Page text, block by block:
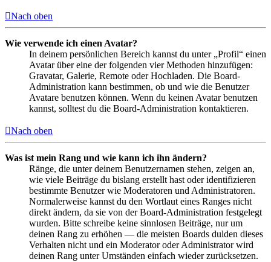
Nach oben
Wie verwende ich einen Avatar?
In deinem persönlichen Bereich kannst du unter „Profil“ einen
Avatar über eine der folgenden vier Methoden hinzufügen:
Gravatar, Galerie, Remote oder Hochladen. Die Board-
Administration kann bestimmen, ob und wie die Benutzer
Avatare benutzen können. Wenn du keinen Avatar benutzen
kannst, solltest du die Board-Administration kontaktieren.
Nach oben
Was ist mein Rang und wie kann ich ihn ändern?
Ränge, die unter deinem Benutzernamen stehen, zeigen an,
wie viele Beiträge du bislang erstellt hast oder identifizieren
bestimmte Benutzer wie Moderatoren und Administratoren.
Normalerweise kannst du den Wortlaut eines Ranges nicht
direkt ändern, da sie von der Board-Administration festgelegt
wurden. Bitte schreibe keine sinnlosen Beiträge, nur um
deinen Rang zu erhöhen — die meisten Boards dulden dieses
Verhalten nicht und ein Moderator oder Administrator wird
deinen Rang unter Umständen einfach wieder zurücksetzen.